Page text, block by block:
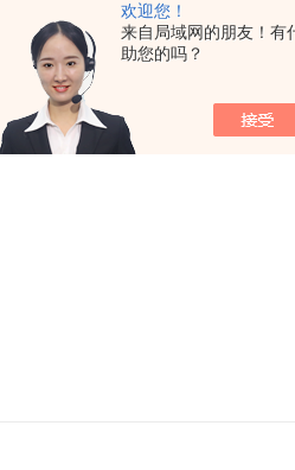
欢迎您！
来自局域网的朋友！有
助您的吗？